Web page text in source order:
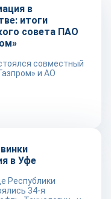
в
итоги
совета ПАО
совместный
и АО
в Уфе
Республики
34-я